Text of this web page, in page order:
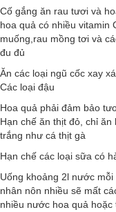
Cố gắng ăn rau tươi và
hoa quả có nhiều vitamin
muống,rau mồng tơi và
đu đủ
Ăn các loại ngũ cốc xay
Các loại đậu
Hoa quả phải đảm bảo
Hạn chế ăn thịt đỏ, chỉ
trắng như cá thịt gà
Hạn chế các loại sữa có
Uống khoảng 2l nước
nhân nôn nhiều sẽ mất
nhiều nước hoa quả